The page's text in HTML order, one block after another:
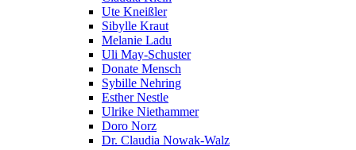
Ute Kneißler
Sibylle Kraut
Melanie Ladu
Uli May-Schuster
Donate Mensch
Sybille Nehring
Esther Nestle
Ulrike Niethammer
Doro Norz
Dr. Claudia Nowak-Walz